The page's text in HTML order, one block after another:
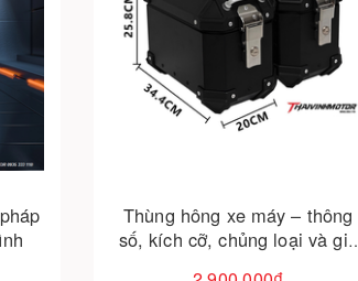
Thùng hông xe máy – thông
số, kích cỡ, chủng loại và giá
Cho vào giỏ hàng